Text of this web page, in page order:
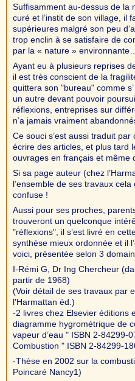
Suffisamment au-dessus de la
curé et l’instit de son village, il
supérieures malgré son peu
trop enclin à se satisfaire de
par la « nature » environnante…
Ayant eu à plusieurs reprises
il est très conscient de la
quittera son "bureau" comme
un autre devant pouvoir
réflexions, entreprises sur
n’a jamais vraiment
Ce souci s’est aussi traduit
écrire des articles, et plus tard
ouvrages en français et même
Si sa page auteur (chez
l’ensemble de ses travaux
confuse !
Aussi pour ses proches,
trouveront un quelconque
"réflexions", il s’est livré en
synthèse mieux ordonnée et il
voici, présentée selon 3
I-Rémi G, Dr Ing Chercheur
partir de 1968)
(Voir détail de ses travaux par
l'Harmattan éd.)
-2 livres chez Elsevier éditions
diagramme hygrométrique de
vapeur d’eau " ISBN 2-84299-
Combustion " ISBN 2-84299-
-Thèse en 2002 sur la
Poincaré Nancy1)